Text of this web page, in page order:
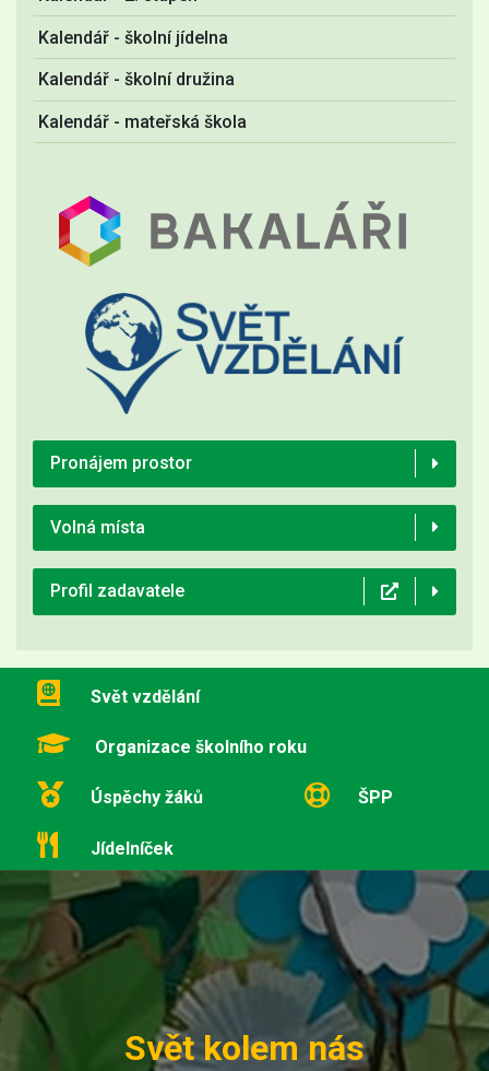
Kalendář - školní jídelna
Kalendář - školní družina
Kalendář - mateřská škola
Pronájem prostor
Volná místa
Profil zadavatele
Svět vzdělání
Organizace školního roku
Úspěchy žáků ŠPP
Jídelníček
Svět kolem nás